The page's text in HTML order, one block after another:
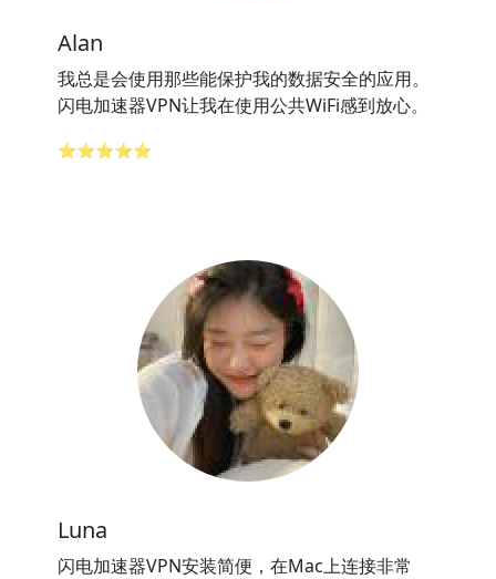
Alan
我总是会使用那些能保护我的数据安全的应用。
闪电加速器VPN让我在使用公共WiFi感到放心。
⭐⭐⭐⭐⭐
Luna
闪电加速器VPN安装简便，在Mac上连接非常